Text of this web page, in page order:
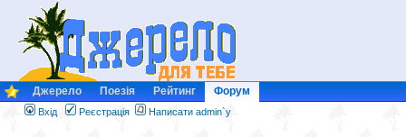
Джерело Поезія Рейтинг Форум
Вхід Реєстрація Написати admin`у